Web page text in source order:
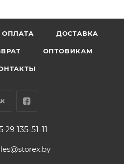
ОПЛАТА ДОСТАВКА
ОПТОВИКАМ
29 135-51-11